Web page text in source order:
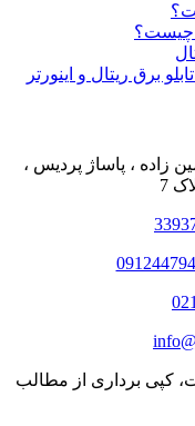
چیست؟
برق ریتال و اینورتر
زاده ، پاساژ پردیس ،
7
کپی برداری از مطالب